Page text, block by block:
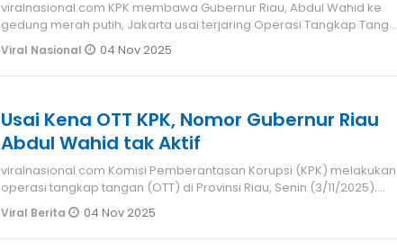
viralnasional.com KPK membawa Gubernur Riau, Abdul Wahid ke
gedung merah putih, Jakarta usai terjaring Operasi Tangkap Tangan
(OTT) Komis
Viral Nasional 04 Nov 2025
Usai Kena OTT KPK, Nomor Gubernur Riau
Abdul Wahid tak Aktif
viralnasional.com Komisi Pemberantasan Korupsi (KPK) melakukan
operasi tangkap tangan (OTT) di Provinsi Riau, Senin (3/11/2025).
Gubernur
Viral Berita 04 Nov 2025